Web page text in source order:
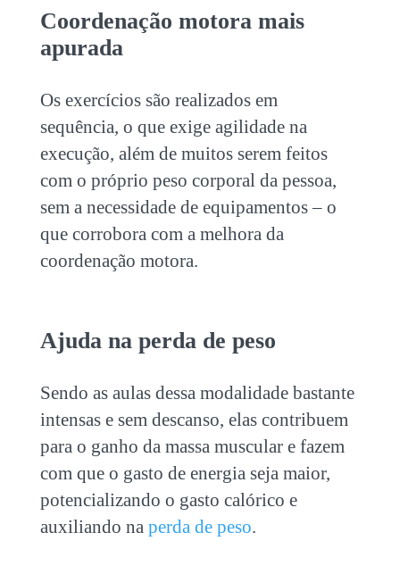
Coordenação motora mais
apurada
Os exercícios são realizados em
sequência, o que exige agilidade na
execução, além de muitos serem feitos
com o próprio peso corporal da pessoa,
sem a necessidade de equipamentos – o
que corrobora com a melhora da
coordenação motora.
Ajuda na perda de peso
Sendo as aulas dessa modalidade bastante
intensas e sem descanso, elas contribuem
para o ganho da massa muscular e fazem
com que o gasto de energia seja maior,
potencializando o gasto calórico e
auxiliando na perda de peso.